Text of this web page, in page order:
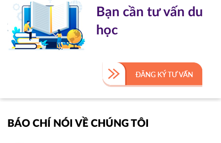
Bạn cần tư vấn du
học
BÁO CHÍ NÓI VỀ CHÚNG TÔI